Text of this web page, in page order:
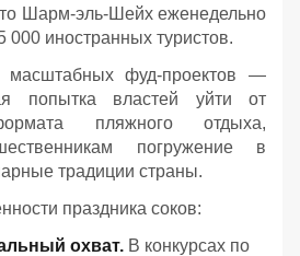
Шарм-эль-Шейх еженедельно
000 иностранных туристов.
масштабных фуд-проектов —
попытка властей уйти от
пляжного отдыха,
погружение в
традиции страны.
праздника соков:
охват. В конкурсах по